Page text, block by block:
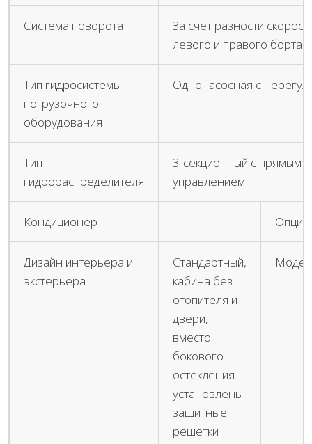
Система поворота
За счет разности
левого и правого борта
Тип гидросистемы
погрузочного
оборудования
Однонасосная с
Тип
гидрораспределителя
3-секционный с прямым
управлением
Кондиционер -- Опция
Дизайн интерьера и
экстерьера
Стандартный,
кабина без
отопителя и
двери,
вместо
бокового
остекления
установлены
защитные
решетки